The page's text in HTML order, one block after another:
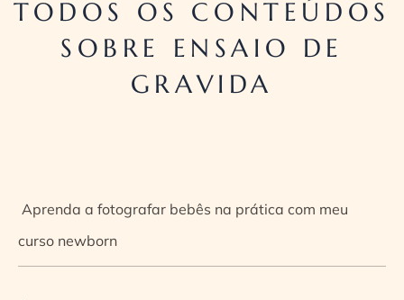
TODOS OS CONTEÚDOS
SOBRE ENSAIO DE
GRAVIDA
Aprenda a fotografar bebês na prática com meu
curso newborn